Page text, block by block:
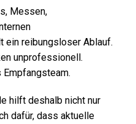
Messen,
ein reibungsloser Ablauf.
unprofessionell.
hilft deshalb nicht nur
dafür, dass aktuelle